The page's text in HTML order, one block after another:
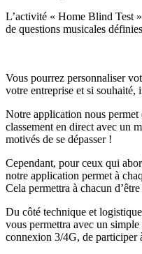
L’activité « Home Blind Test
de questions musicales
Vous pourrez personnaliser
votre entreprise et si souhaité,
Notre application nous
classement en direct avec un
motivés de se dépasser !
Cependant, pour ceux qui
notre application permet à
Cela permettra à chacun
Du côté technique et
vous permettra avec un
connexion 3/4G, de participer